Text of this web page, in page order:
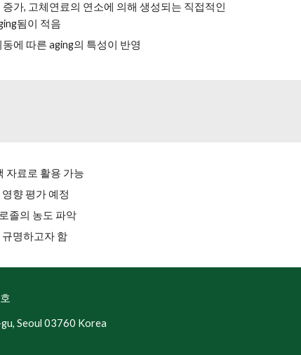
가, 고체연료의 연소에 의해 생성되는 직접적인
됨이 적음
에 따른 aging의 특성이 반영
자료로 활용 가능
향 평가 예정
졸의 농도 파악
명하고자 함
Seoul 03760 Korea